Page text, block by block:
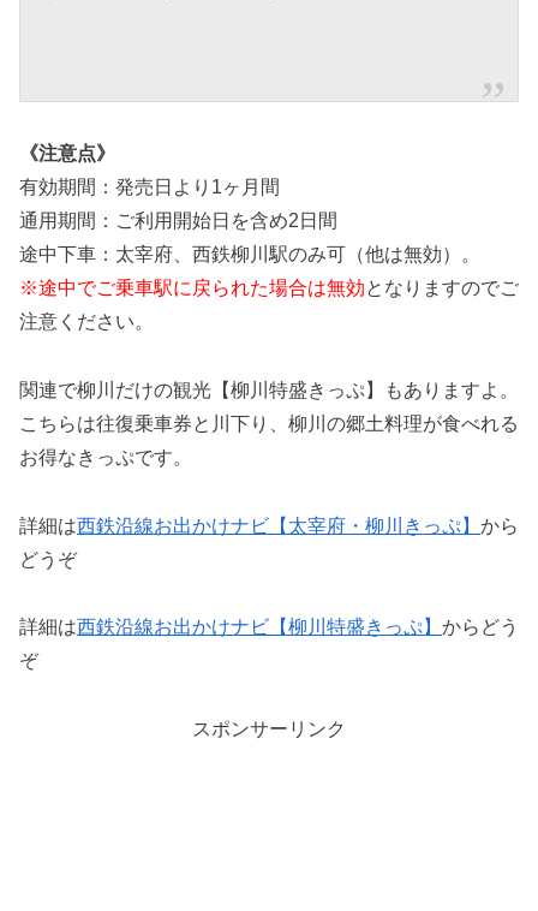
《注意点》
有効期間：発売日より1ヶ月間
通用期間：ご利用開始日を含め2日間
途中下車：太宰府、西鉄柳川駅のみ可（他は無効）。
※途中でご乗車駅に戻られた場合は無効となりますのでご
注意ください。
関連で柳川だけの観光【柳川特盛きっぷ】もありますよ。
こちらは往復乗車券と川下り、柳川の郷土料理が食べれる
お得なきっぷです。
詳細は西鉄沿線お出かけナビ【太宰府・柳川きっぷ】 から
どうぞ
詳細は西鉄沿線お出かけナビ【柳川特盛きっぷ】 からどう
ぞ
スポンサーリンク